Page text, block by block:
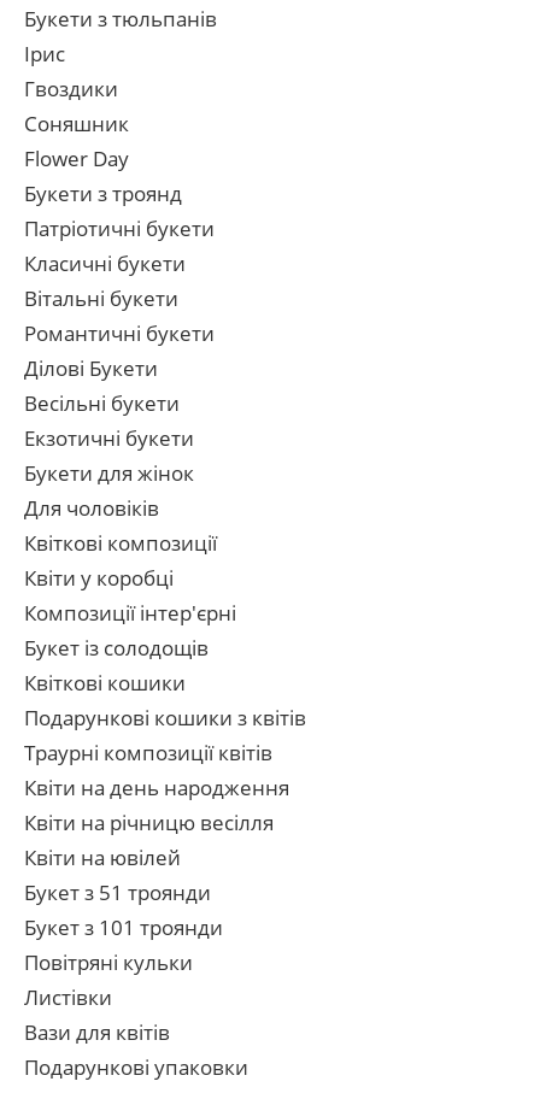
Букети з тюльпанів
Ірис
Гвоздики
Соняшник
Flower Day
Букети з троянд
Патріотичні букети
Класичні букети
Вітальні букети
Романтичні букети
Ділові Букети
Весільні букети
Екзотичні букети
Букети для жінок
Для чоловіків
Квіткові композиції
Квіти у коробці
Композиції інтер'єрні
Букет із солодощів
Квіткові кошики
Подарункові кошики з квітів
Траурні композиції квітів
Квіти на день народження
Квіти на річницю весілля
Квіти на ювілей
Букет з 51 троянди
Букет з 101 троянди
Повітряні кульки
Листівки
Вази для квітів
Подарункові упаковки